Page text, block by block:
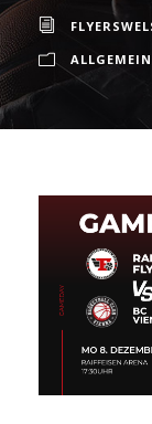
ALLGEMEIN